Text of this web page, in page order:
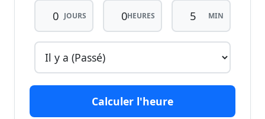
JOURS HEURES MIN
Calculer l'heure